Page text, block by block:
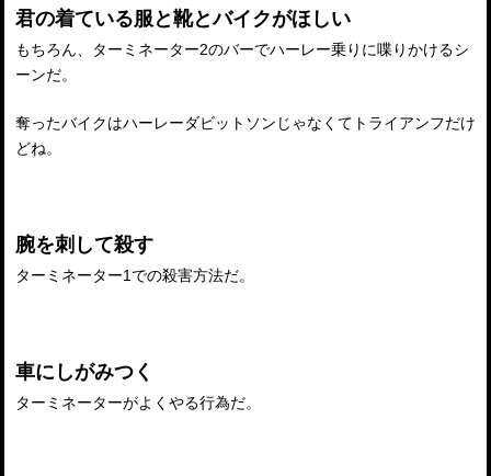
君の着ている服と靴とバイクがほしい
もちろん、ターミネーター2のバーでハーレー乗りに喋りかけるシ
ーンだ。
奪ったバイクはハーレーダビットソンじゃなくてトライアンフだけ
どね。
腕を刺して殺す
ターミネーター1での殺害方法だ。
車にしがみつく
ターミネーターがよくやる行為だ。